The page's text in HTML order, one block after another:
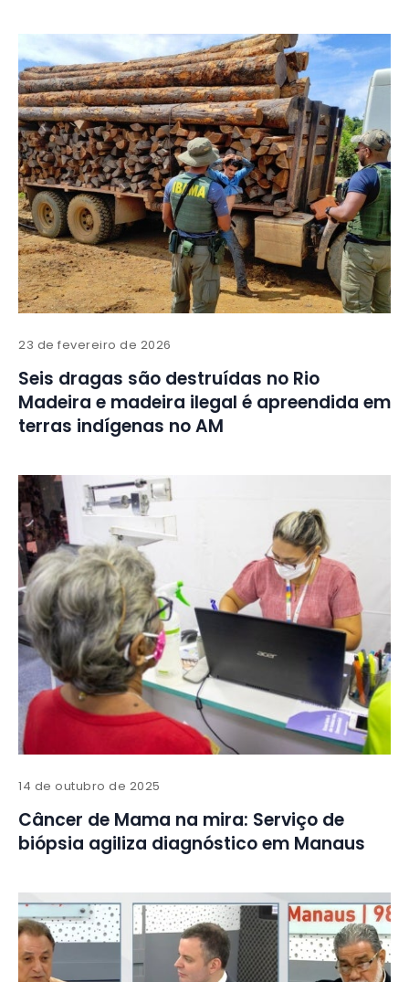
23 de fevereiro de 2026
Seis dragas são destruídas no Rio
Madeira e madeira ilegal é apreendida em
terras indígenas no AM
14 de outubro de 2025
Câncer de Mama na mira: Serviço de
biópsia agiliza diagnóstico em Manaus